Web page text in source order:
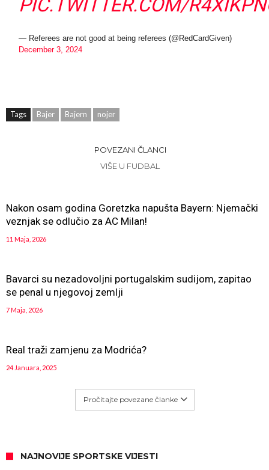
PIC.TWITTER.COM/
— Referees are not good at being referees (@RedCardGiven)
December 3, 2024
Tags Bajer Bajern nojer
POVEZANI ČLANCI
VIŠE U FUDBAL
Nakon osam godina Goretzka napušta Bayern: Njemački
veznjak se odlučio za AC Milan!
11 Maja, 2026
Bavarci su nezadovoljni portugalskim sudijom, zapitao
se penal u njegovoj zemlji
7 Maja, 2026
Real traži zamjenu za Modrića?
24 Januara, 2025
Pročitajte povezane članke
NAJNOVIJE SPORTSKE VIJESTI